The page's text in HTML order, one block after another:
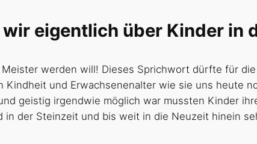
eigentlich über Kinder in
werden will! Dieses Sprichwort dürfte für
Kindheit und Erwachsenenalter wie sie uns heute
geistig irgendwie möglich war mussten Kinder
in der Steinzeit und bis weit in die Neuzeit hinein